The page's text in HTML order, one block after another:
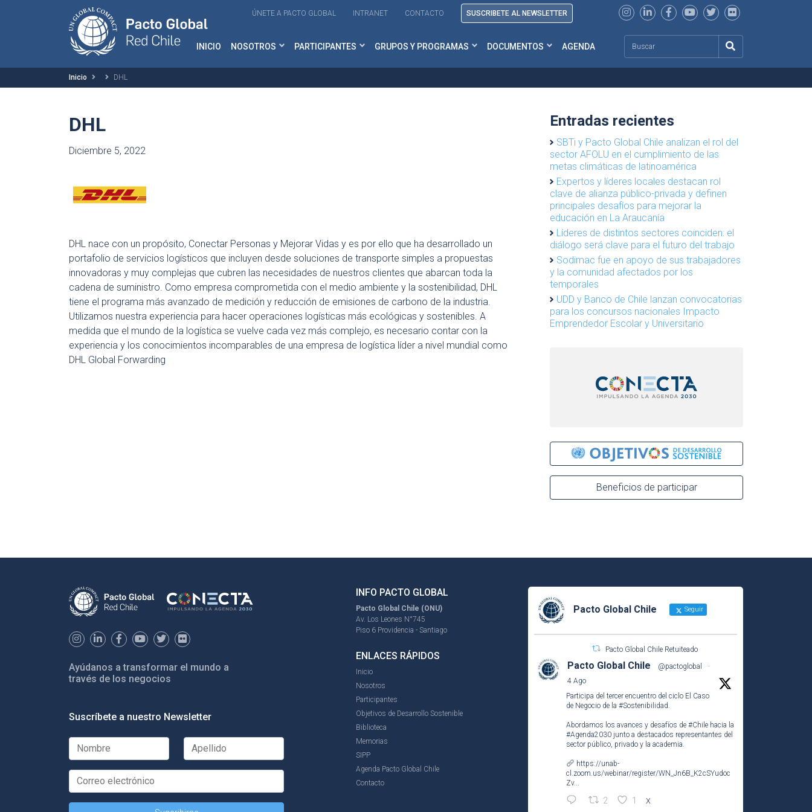
ÚNETE A PACTO GLOBAL INTRANET CONTACTO SUSCRIBETE AL NEWSLETTER
INICIO NOSOTROS PARTICIPANTES GRUPOS Y PROGRAMAS DOCUMENTOS AGENDA
Inicio DHL
DHL
Diciembre 5, 2022
DHL nace con un propósito, Conectar Personas y Mejorar Vidas y es por ello que ha desarrollado un
portafolio de servicios logísticos que incluyen desde soluciones de transporte simples a propuestas
innovadoras y muy complejas que cubren las necesidades de nuestros clientes que abarcan toda la
cadena de suministro. Como empresa comprometida con el medio ambiente y la sostenibilidad, DHL
tiene el programa más avanzado de medición y reducción de emisiones de carbono de la industria.
Utilizamos nuestra experiencia para hacer operaciones logísticas más ecológicas y sostenibles. A
medida que el mundo de la logística se vuelve cada vez más complejo, es necesario contar con la
experiencia y los conocimientos incomparables de una empresa de logística líder a nivel mundial como
DHL Global Forwarding
Entradas recientes
SBTi y Pacto Global Chile analizan el rol del
sector AFOLU en el cumplimiento de las
metas climáticas de latinoamérica
Expertos y líderes locales destacan rol
clave de alianza público-privada y definen
principales desafíos para mejorar la
educación en La Araucanía
Líderes de distintos sectores coinciden: el
diálogo será clave para el futuro del trabajo
Sodimac fue en apoyo de sus trabajadores
y la comunidad afectados por los
temporales
UDD y Banco de Chile lanzan convocatorias
para los concursos nacionales Impacto
Emprendedor Escolar y Universitario
Beneficios de participar
Ayúdanos a transformar el mundo a
través de los negocios
Suscríbete a nuestro Newsletter
INFO PACTO GLOBAL
Pacto Global Chile (ONU)
Av. Los Leones N°745
Piso 6 Providencia - Santiago
ENLACES RÁPIDOS
Inicio
Nosotros
Participantes
Objetivos de Desarrollo Sostenible
Biblioteca
Memorias
SIPP
Agenda Pacto Global Chile
Contacto
Pacto Global Chile Seguir
Pacto Global Chile Retuiteado
Pacto Global Chile @pactoglobal
·
4 Ago
Participa del tercer encuentro del ciclo El Caso
de Negocio de la #Sostenibilidad.
Abordamos los avances y desafíos de #Chile hacia la
#Agenda2030 junto a destacados representantes del
sector público, privado y la academia.
https://unab-
cl.zoom.us/webinar/register/WN_Jn6B_K2cSYudoc
Zv...
2 1 X